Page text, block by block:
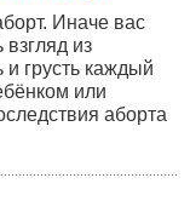
Иначе вас
взгляд из
и грусть каждый
или
аборта